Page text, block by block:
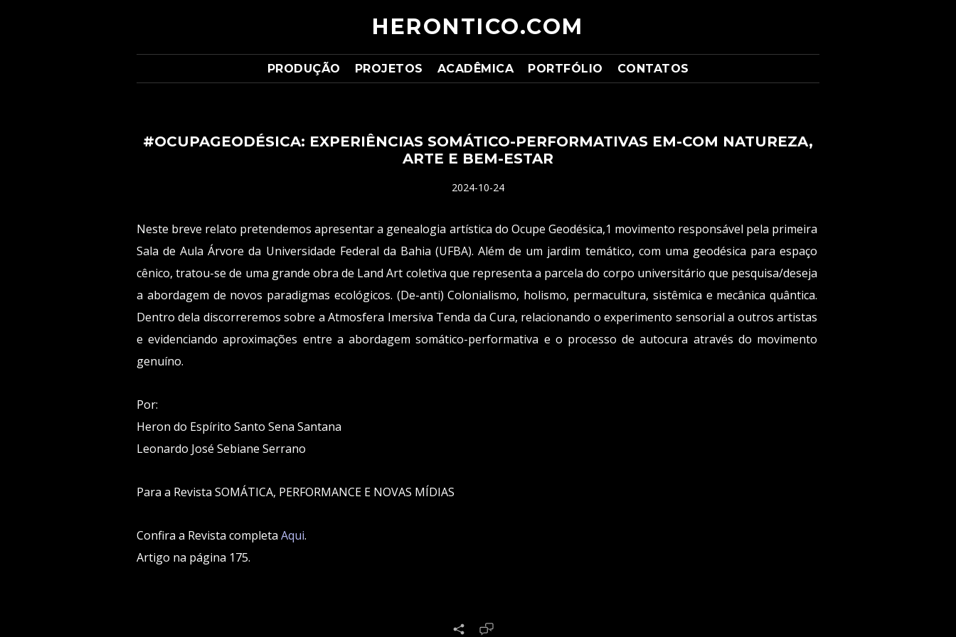
HERONTICO.COM
PRODUÇÃO PROJETOS ACADÊMICA PORTFÓLIO CONTATOS
#OCUPAGEODÉSICA: EXPERIÊNCIAS SOMÁTICO-PERFORMATIVAS EM-COM NATUREZA,
ARTE E BEM-ESTAR
2024-10-24
Neste breve relato pretendemos apresentar a genealogia artística do Ocupe Geodésica,1 movimento responsável pela primeira
Sala de Aula Árvore da Universidade Federal da Bahia (UFBA). Além de um jardim temático, com uma geodésica para espaço
cênico, tratou-se de uma grande obra de Land Art coletiva que representa a parcela do corpo universitário que pesquisa/deseja
a abordagem de novos paradigmas ecológicos. (De-anti) Colonialismo, holismo, permacultura, sistêmica e mecânica quântica.
Dentro dela discorreremos sobre a Atmosfera Imersiva Tenda da Cura, relacionando o experimento sensorial a outros artistas
e evidenciando aproximações entre a abordagem somático-performativa e o processo de autocura através do movimento
genuíno.
Por:
Heron do Espírito Santo Sena Santana
Leonardo José Sebiane Serrano
Para a Revista SOMÁTICA, PERFORMANCE E NOVAS MÍDIAS
Confira a Revista completa Aqui.
Artigo na página 175.